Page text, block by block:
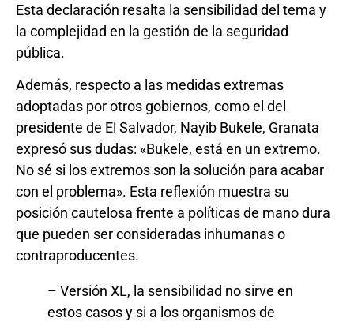
Esta declaración resalta la sensibilidad del tema y
la complejidad en la gestión de la seguridad
pública.
Además, respecto a las medidas extremas
adoptadas por otros gobiernos, como el del
presidente de El Salvador, Nayib Bukele, Granata
expresó sus dudas: «Bukele, está en un extremo.
No sé si los extremos son la solución para acabar
con el problema». Esta reflexión muestra su
posición cautelosa frente a políticas de mano dura
que pueden ser consideradas inhumanas o
contraproducentes.
– Versión XL, la sensibilidad no sirve en
estos casos y si a los organismos de